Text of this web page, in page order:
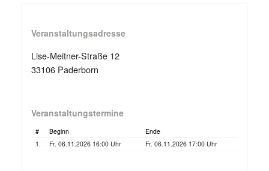
Veranstaltungsadresse
Lise-Meitner-Straße 12
33106 Paderborn
Veranstaltungstermine
# Beginn
Ende
1.
Fr. 06.11.2026 16:00 Uhr Fr. 06.11.2026 17:00 Uhr